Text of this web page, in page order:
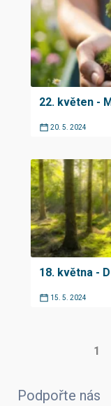
22. květen -
20. 5. 2024
18. května -
15. 5. 2024
1
Podpořte nás